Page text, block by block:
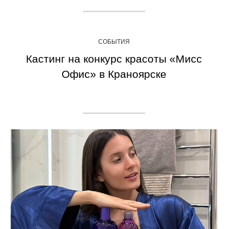
СОБЫТИЯ
Кастинг на конкурс красоты «Мисс
Офис» в Краноярске